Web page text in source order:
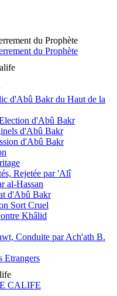
du Prophète
du Prophète
d'Abû Bakr du Haut de la
d'Abû Bakr
d'Abû Bakr
d'Abû Bakr
Rejetée par 'Alî
al-Hassan
d'Abû Bakr
Sort Cruel
Khâlid
Conduite par Ach'ath B.
Etrangers
CALIFE